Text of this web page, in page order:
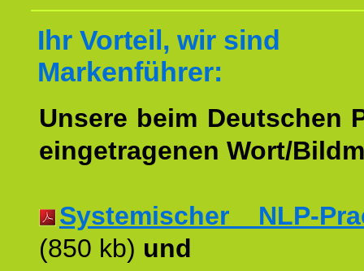
Ihr Vorteil, wir sind
Markenführer:
Unsere beim Deutschen
eingetragenen Wort/
Systemischer NLP-
(850 kb) und